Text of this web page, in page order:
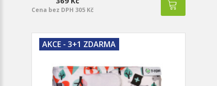
Cena bez DPH 305 Kč
AKCE - 3+1 ZDARMA